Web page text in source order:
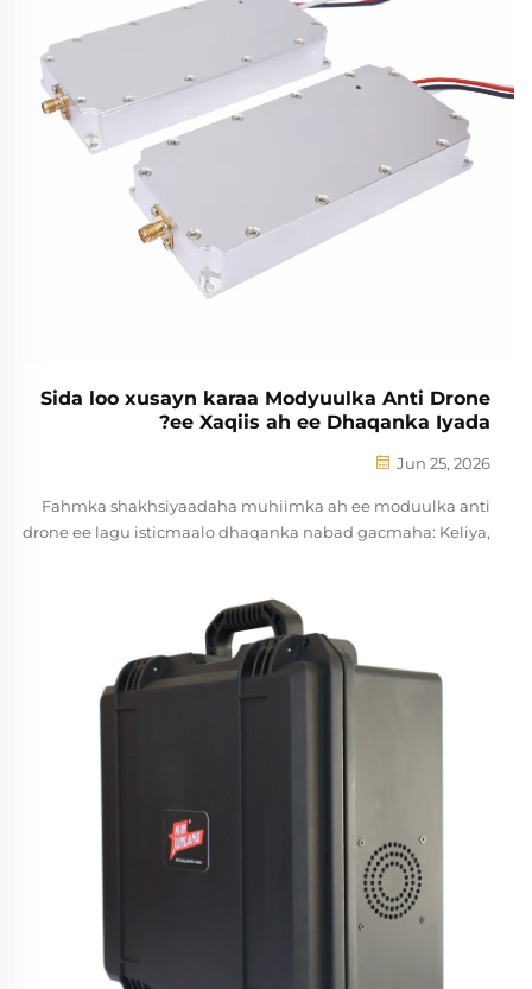
Sida loo xusayn karaa Modyuulka Anti Drone
ee Xaqiis ah ee Dhaqanka Iyada?
Jun 25, 2026
Fahmka shakhsiyaadaha muhiimka ah ee moduulka anti
drone ee lagu isticmaalo dhaqanka nabad gacmaha: Keliya,
oo caadiga ah ee lagu isticmaalo dhaqanka nabad gacmaha
ayaa shaqaynaya si jirjiro, iyo si xun...